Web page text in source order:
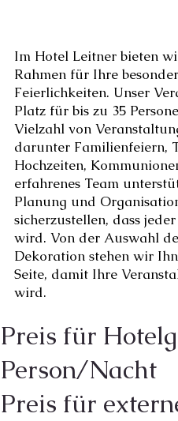
Im Hotel Leitner bieten
Rahmen für Ihre
Feierlichkeiten. Unser
Platz für bis zu 35
Vielzahl von
darunter Familienfeiern,
Hochzeiten,
erfahrenes Team
Planung und
sicherzustellen, dass
wird. Von der Auswahl
Dekoration stehen wir
Seite, damit Ihre
wird.
Preis für
Person/Nacht
Preis für